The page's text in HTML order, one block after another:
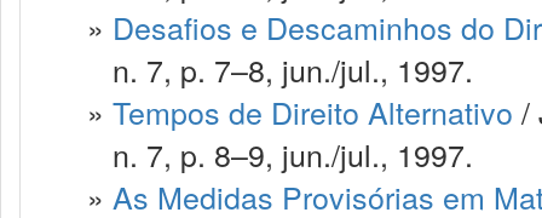
» Desafios e Descaminhos do
n. 7, p. 7–8, jun./jul., 1997.
» Tempos de Direito Alternativo /
n. 7, p. 8–9, jun./jul., 1997.
» As Medidas Provisórias em